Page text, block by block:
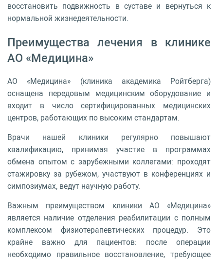
восстановить подвижность в суставе и вернуться к
нормальной жизнедеятельности.
Преимущества лечения в клинике
АО «Медицина»
АО «Медицина» (клиника академика Ройтберга)
оснащена передовым медицинским оборудование и
входит в число сертифицированных медицинских
центров, работающих по высоким стандартам.
Врачи нашей клиники регулярно повышают
квалификацию, принимая участие в программах
обмена опытом с зарубежными коллегами: проходят
стажировку за рубежом, участвуют в конференциях и
симпозиумах, ведут научную работу.
Важным преимуществом клиники АО «Медицина»
является наличие отделения реабилитации с полным
комплексом физиотерапевтических процедур. Это
крайне важно для пациентов: после операции
необходимо правильное восстановление, требующее